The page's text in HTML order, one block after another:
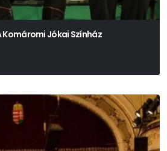
Komáromi Jókai Színház